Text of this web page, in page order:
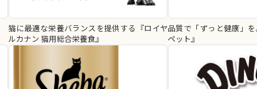
猫に最適な栄養バランスを提供する『ロイヤ
ルカナン 猫用総合栄養食』
品質で「ずっと健康」
ペット』